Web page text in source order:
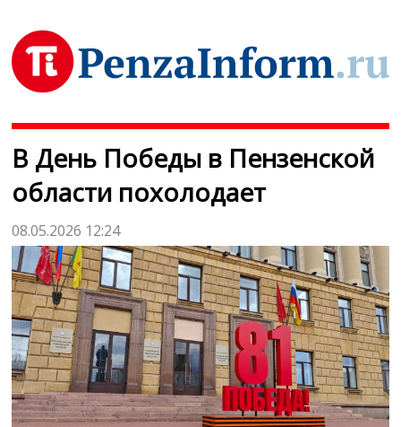
В День Победы в Пензенской
области похолодает
08.05.2026 12:24